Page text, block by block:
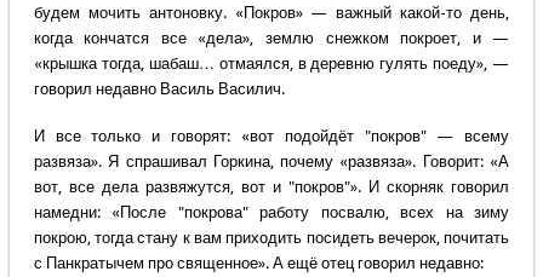
будем мочить антоновку. «Покров» — важный какой-то день,
когда кончатся все «дела», землю снежком покроет, и —
«крышка тогда, шабаш… отмаялся, в деревню гулять поеду», —
говорил недавно Василь Василич.
И все только и говорят: «вот подойдёт "покров" — всему
развяза». Я спрашивал Горкина, почему «развяза». Говорит: «А
вот, все дела развяжутся, вот и "покров"». И скорняк говорил
намедни: «После "покрова" работу посвалю, всех на зиму
покрою, тогда стану к вам приходить посидеть вечерок, почитать
с Панкратычем про священное». А ещё отец говорил недавно: